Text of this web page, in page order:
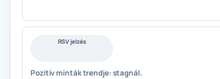
RSV jelzés
Pozitív minták trendje: stagnál.